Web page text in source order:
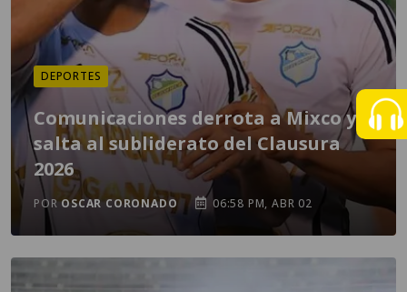
DEPORTES
Comunicaciones derrota a Mixco y
salta al subliderato del Clausura
2026
POROSCAR CORONADO 06:58 PM, ABR 02